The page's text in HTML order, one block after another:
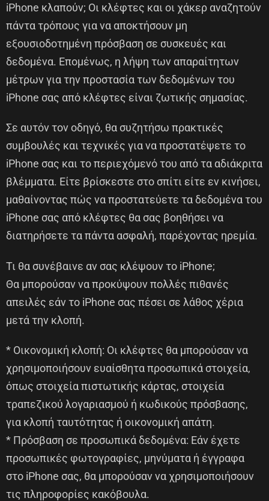
iPhone κλαπούν; Οι κλέφτες και οι χάκερ αναζητούν
πάντα τρόπους για να αποκτήσουν μη
εξουσιοδοτημένη πρόσβαση σε συσκευές και
δεδομένα. Επομένως, η λήψη των απαραίτητων
μέτρων για την προστασία των δεδομένων του
iPhone σας από κλέφτες είναι ζωτικής σημασίας.
Σε αυτόν τον οδηγό, θα συζητήσω πρακτικές
συμβουλές και τεχνικές για να προστατέψετε το
iPhone σας και το περιεχόμενό του από τα αδιάκριτα
βλέμματα. Είτε βρίσκεστε στο σπίτι είτε εν κινήσει,
μαθαίνοντας πώς να προστατεύετε τα δεδομένα του
iPhone σας από κλέφτες θα σας βοηθήσει να
διατηρήσετε τα πάντα ασφαλή, παρέχοντας ηρεμία.
Τι θα συνέβαινε αν σας κλέψουν το iPhone;
Θα μπορούσαν να προκύψουν πολλές πιθανές
απειλές εάν το iPhone σας πέσει σε λάθος χέρια
μετά την κλοπή.
* Οικονομική κλοπή: Οι κλέφτες θα μπορούσαν να
χρησιμοποιήσουν ευαίσθητα προσωπικά στοιχεία,
όπως στοιχεία πιστωτικής κάρτας, στοιχεία
τραπεζικού λογαριασμού ή κωδικούς πρόσβασης,
για κλοπή ταυτότητας ή οικονομική απάτη.
* Πρόσβαση σε προσωπικά δεδομένα: Εάν έχετε
προσωπικές φωτογραφίες, μηνύματα ή έγγραφα
στο iPhone σας, θα μπορούσαν να χρησιμοποιήσουν
τις πληροφορίες κακόβουλα.